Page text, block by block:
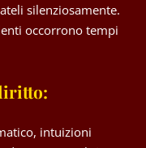
silenziosamente.
occorrono tempi
intuizioni